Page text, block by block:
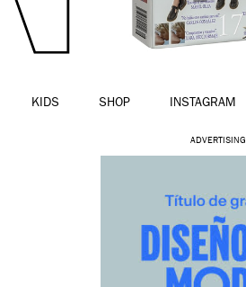
KIDS SHOP INSTAGRAM
ADVERTISING